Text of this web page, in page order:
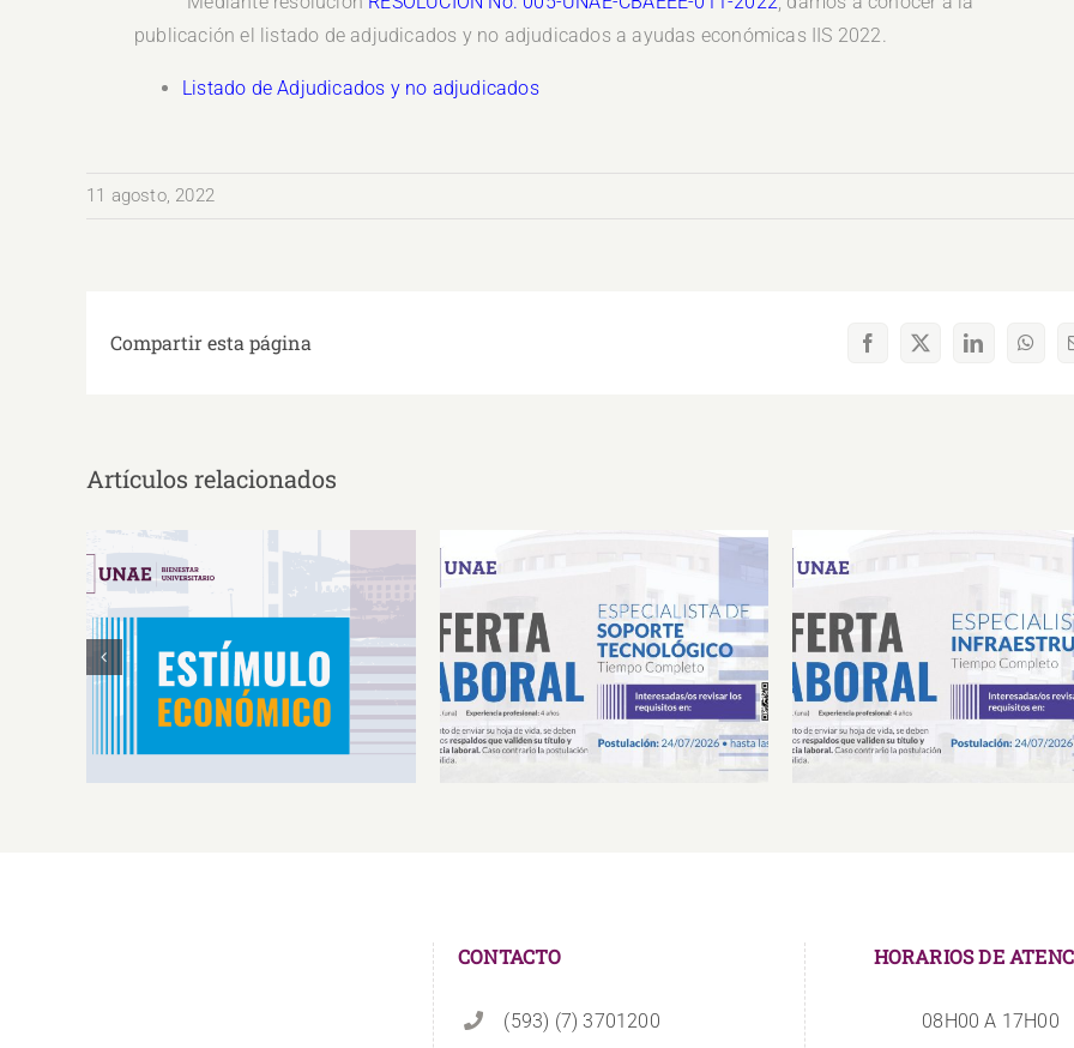
publicación el listado de adjudicados y no adjudicados a ayudas económicas IIS 2022.
Listado de Adjudicados y no adjudicados
11 agosto, 2022
Compartir esta página Facebook
X LinkedIn
Artículos relacionados
Estímulos Económicos para
Deportistas de Alto
Rendimiento IS2026
Oferta Laboral Especialista de
Soporte Tecnológico
Oferta Laboral Especialista
Infraestructura
CONTACTO
(593) (7) 3701200
HORARIOS DE
08H00 A 17H00